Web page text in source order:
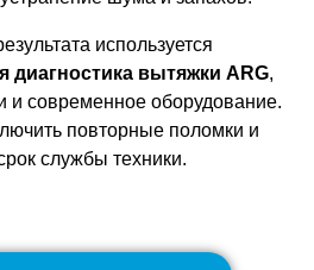
используется
диагностика вытяжки ARG,
и современное оборудование.
повторные поломки и
службы техники.